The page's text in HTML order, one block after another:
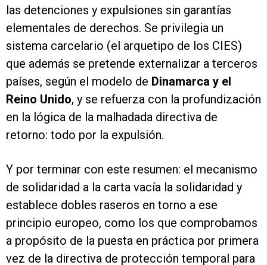
las detenciones y expulsiones sin garantías
elementales de derechos. Se privilegia un
sistema carcelario (el arquetipo de los CIES)
que además se pretende externalizar a terceros
países, según el modelo de Dinamarca y el
Reino Unido, y se refuerza con la profundización
en la lógica de la malhadada directiva de
retorno: todo por la expulsión.
Y por terminar con este resumen: el mecanismo
de solidaridad a la carta vacía la solidaridad y
establece dobles raseros en torno a ese
principio europeo, como los que comprobamos
a propósito de la puesta en práctica por primera
vez de la directiva de protección temporal para